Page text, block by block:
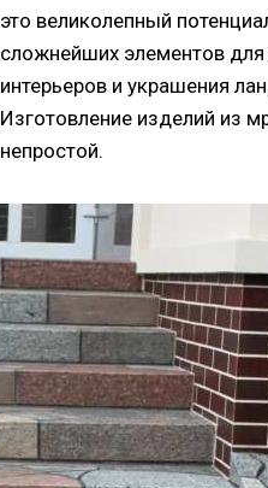
это великолепный
сложнейших элементов
интерьеров и украшения
Изготовление изделий из
непростой.